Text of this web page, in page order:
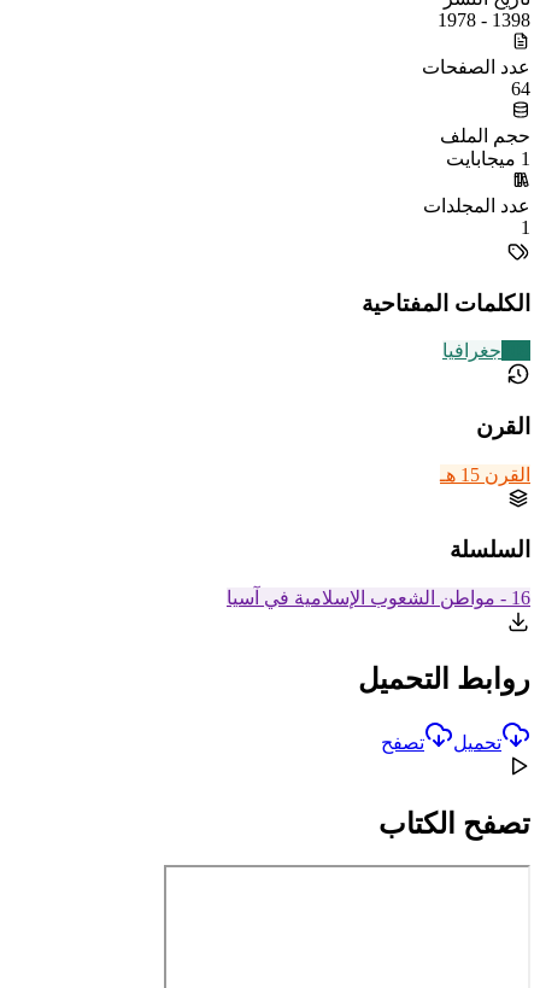
1398 - 1978
عدد الصفحات
64
حجم الملف
1 ميجابايت
عدد المجلدات
1
الكلمات المفتاحية
جغرافيا
القرن
القرن 15 هـ
السلسلة
16 - مواطن الشعوب الإسلامية في آسيا
روابط التحميل
تحميل تصفح
تصفح الكتاب